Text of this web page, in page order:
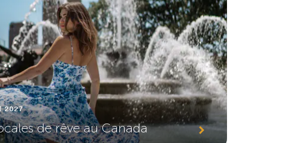
2027
de rêve au Canada